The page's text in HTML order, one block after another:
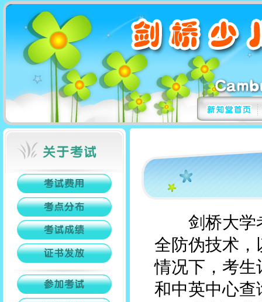
剑桥大学考
全防伪技术，
情况下，考生
和中英中心查